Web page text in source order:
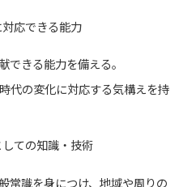
織について
て
規
部
応できる能力
できる能力を備える。
代の変化に対応する気構えを持
ての知識・技術
常識を身につけ、地域や周りの
（2027年度以降入学
（2024～2026年度入学
2024年度以降入学生）
2020～2022年度入学
～2023年度入学生）
る